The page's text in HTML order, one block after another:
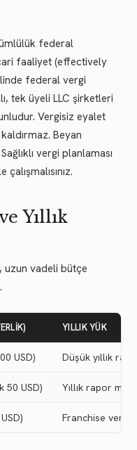
federal
faaliyet (effectively
federal vergi
tek üyeli LLC şirketleri
Vergisiz eyalet
Beyan
vergi planlaması
Yıllık
uzun vadeli bütçe
YILLIK YÜK
USD) Düşük yıllık
50 USD) Yıllık rapor
Franchise